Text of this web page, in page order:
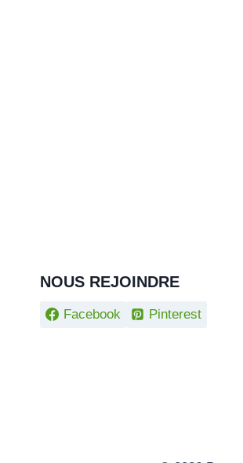
NOUS REJOINDRE
Facebook Pinterest